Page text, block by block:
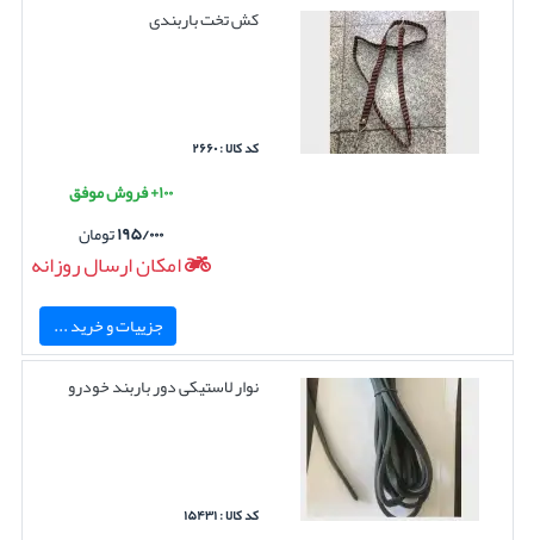
کش تخت باربندی
کد کالا : ۲۶۶۰
۱۰۰+ فروش موفق
۱۹۵/۰۰۰تومان
امکان ارسال روزانه
جزییات و خرید ...
نوار لاستیکی دور باربند خودرو
کد کالا : ۱۵۴۳۱